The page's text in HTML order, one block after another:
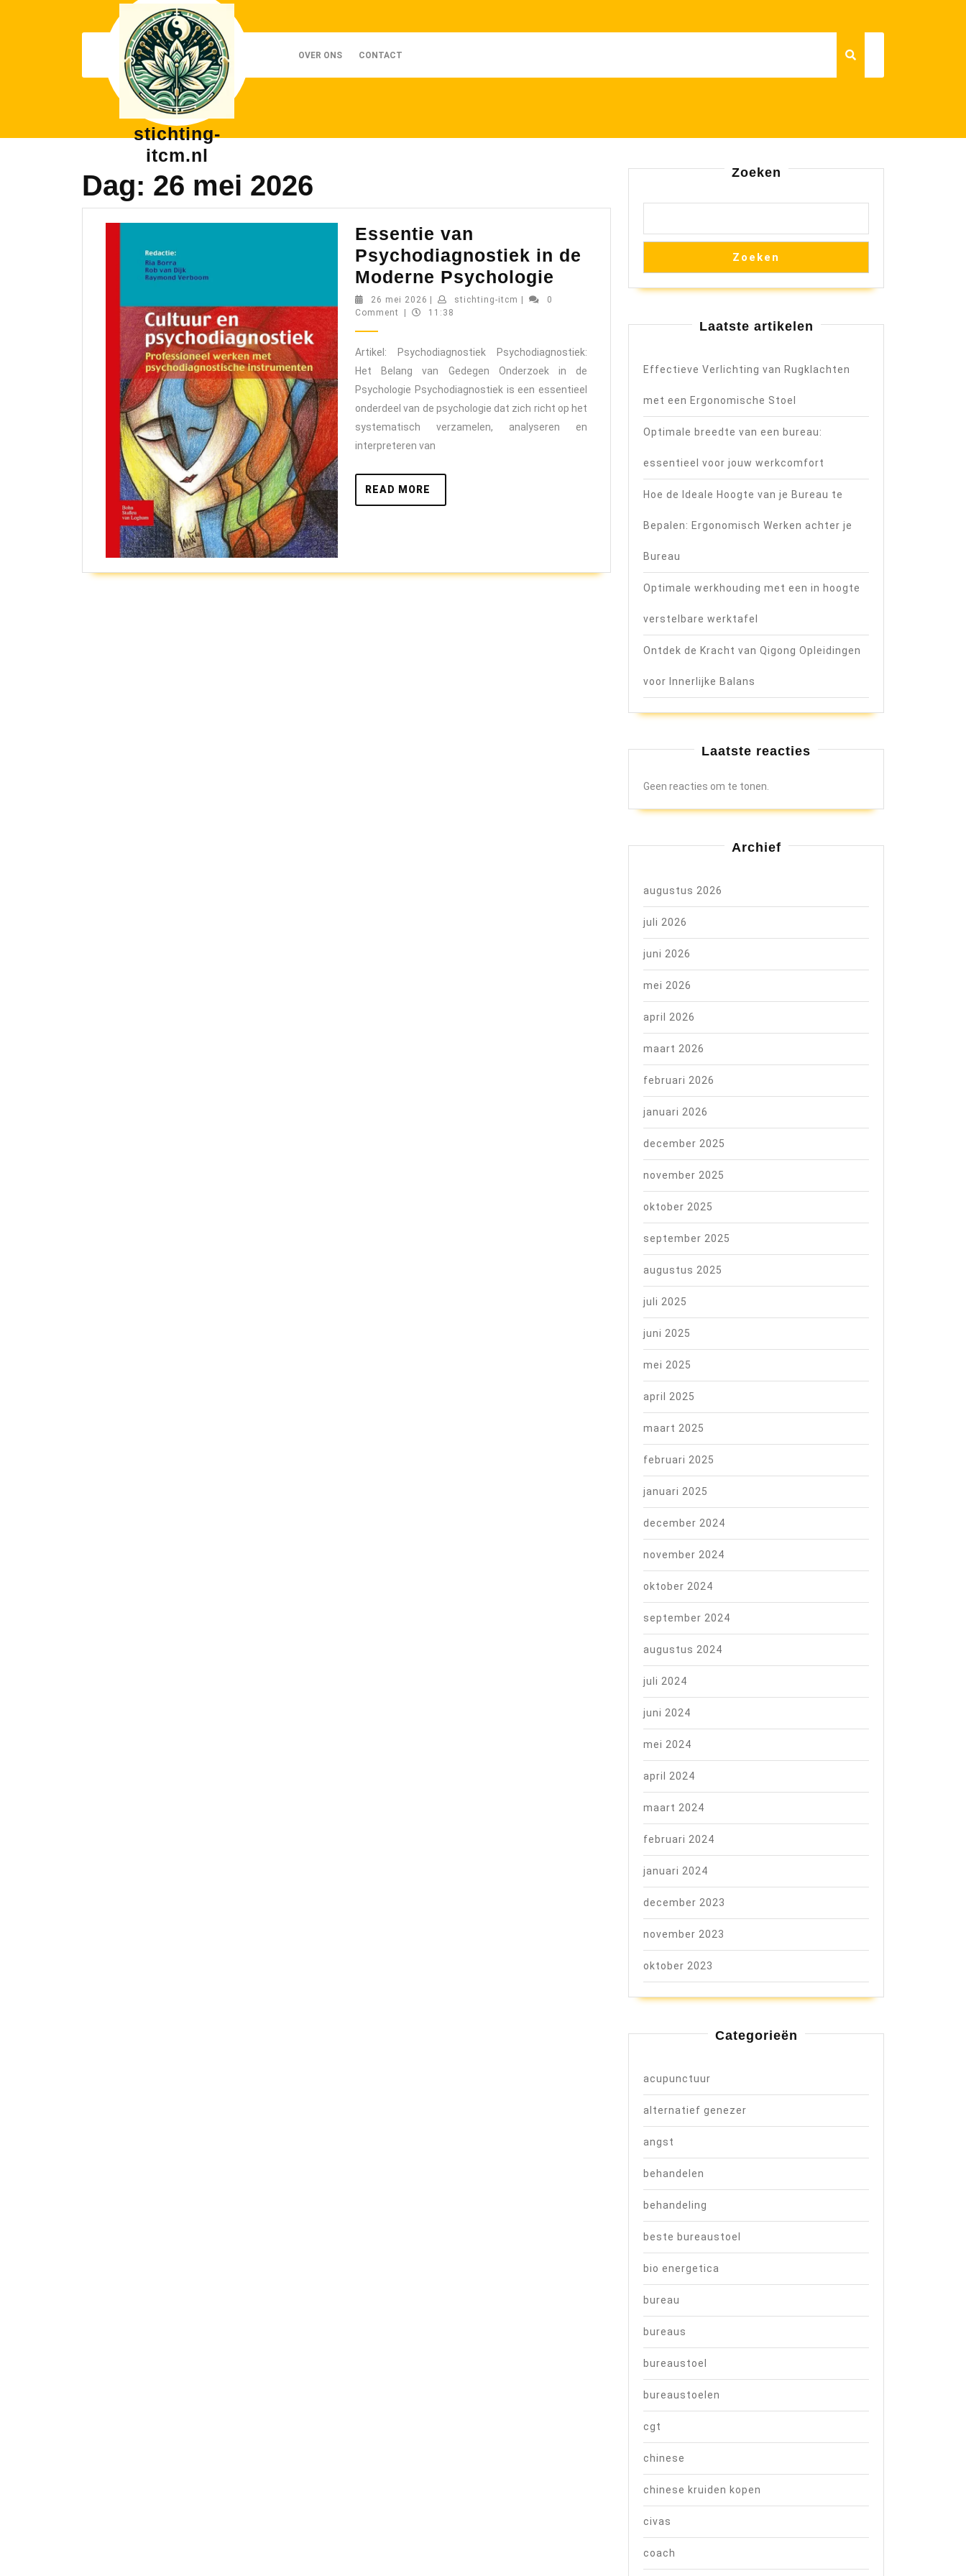
stichting-
itcm.nl
OVER ONS CONTACT
Dag: 26 mei 2026
Essentie van
Psychodiagnostiek in de
Moderne Psychologie
Psychodiagnostiek
de
Moderne
Psychologie
26 mei 2026 26
mei
stichting-itcm stichting-
0
Comment
11:38
Artikel: Psychodiagnostiek Psychodiagnostiek:
Het Belang van Gedegen Onderzoek in de
Psychologie Psychodiagnostiek is een essentieel
onderdeel van de psychologie dat zich richt op het
systematisch verzamelen, analyseren en
interpreteren van
READ MORE
MORE
Zoeken
Zoeken
Laatste artikelen
Effectieve Verlichting van Rugklachten
met een Ergonomische Stoel
Optimale breedte van een bureau:
essentieel voor jouw werkcomfort
Hoe de Ideale Hoogte van je Bureau te
Bepalen: Ergonomisch Werken achter je
Bureau
Optimale werkhouding met een in hoogte
verstelbare werktafel
Ontdek de Kracht van Qigong Opleidingen
voor Innerlijke Balans
Laatste reacties
Geen reacties om te tonen.
Archief
augustus 2026
juli 2026
juni 2026
mei 2026
april 2026
maart 2026
februari 2026
januari 2026
december 2025
november 2025
oktober 2025
september 2025
augustus 2025
juli 2025
juni 2025
mei 2025
april 2025
maart 2025
februari 2025
januari 2025
december 2024
november 2024
oktober 2024
september 2024
augustus 2024
juli 2024
juni 2024
mei 2024
april 2024
maart 2024
februari 2024
januari 2024
december 2023
november 2023
oktober 2023
Categorieën
acupunctuur
alternatief genezer
angst
behandelen
behandeling
beste bureaustoel
bio energetica
bureau
bureaus
bureaustoel
bureaustoelen
cgt
chinese
chinese kruiden kopen
civas
coach